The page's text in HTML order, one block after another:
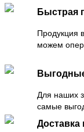
Быстрая
Продукция
можем
Для наших
самые
Доставка